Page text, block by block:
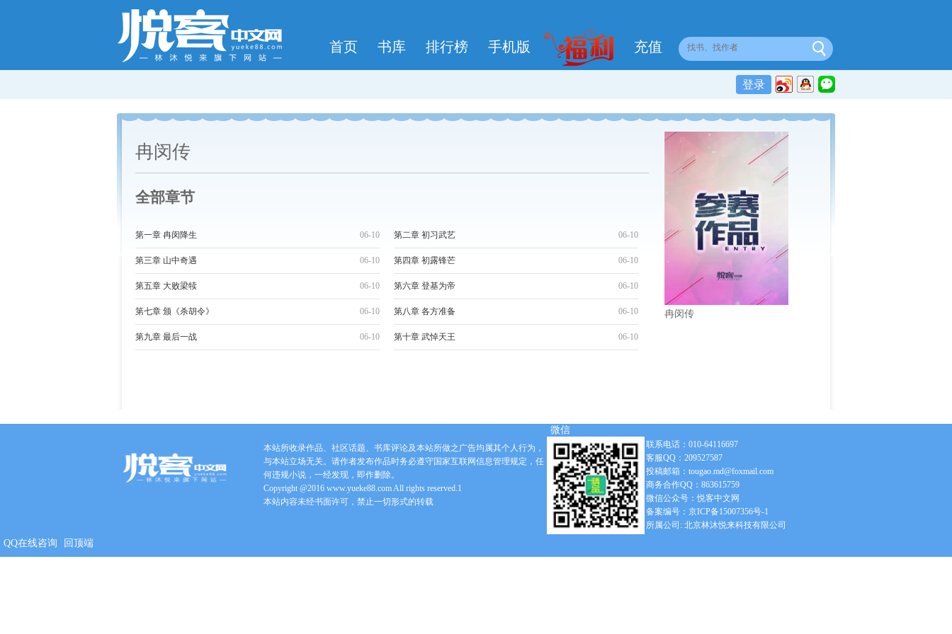
首页 书库 排行榜 手机版 充值
登录
冉闵传
全部章节
06-10
第一章 冉闵降生 06-10
第二章 初习武艺
06-10
第三章 山中奇遇 06-10
第四章 初露锋芒
06-10
第五章 大败梁犊 06-10
第六章 登基为帝
06-10
第七章 颁《杀胡令》 06-10
第八章 各方准备
06-10
第九章 最后一战 06-10
第十章 武悼天王
冉闵传
本站所收录作品、社区话题、书库评论及本站所做之广告均属其个人行为，
与本站立场无关。请作者发布作品时务必遵守国家互联网信息管理规定，任
何违规小说，一经发现，即作删除。
Copyright @2016 www.yueke88.com All rights reserved.1
本站内容未经书面许可，禁止一切形式的转载
联系电话：010-64116697
客服QQ：209527587
投稿邮箱：tougao.md@foxmail.com
商务合作QQ：863615759
微信公众号：悦客中文网
备案编号：京ICP备15007356号-1
所属公司: 北京林沐悦来科技有限公司
微信
QQ在线咨询 回顶端